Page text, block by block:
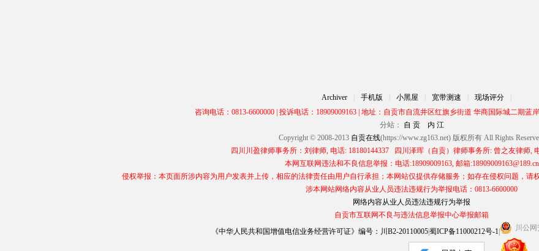
Archiver 手机版 小黑屋 宽带测速 现场评分
咨询电话：0813-6600000 | 投诉电话：18909009163 | 地址：自贡市自流井区红旗乡街道 华商国际城二期蓝
分站：
自 贡
内 江
Copyright © 2008-2013 自贡在线(https://www.zg163.net) 版权所有 All Rights
四川川盈律师事务所：刘律师, 电话: 18180144337 四川泽珲（自贡）律师事务所: 曾之友律师,
本网互联网违法和不良信息举报：电话:18909009163, 邮箱:18909009163@189.cn
侵权举报：本页面所涉内容为用户发表并上传，相应的法律责任由用户自行承担；本网站仅提供存储服务；如存在侵权问题，请
涉本网站网络内容从业人员违法违规行为举报电话：0813-6600000
网络内容从业人员违法违规行为举报
自贡市互联网不良与违法信息举报中心举报邮箱
《中华人民共和国增值电信业务经营许可证》编号：川B2-20110005|蜀ICP备11000212号-1 川公网